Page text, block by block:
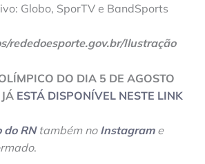
Globo, SporTV e BandSports
rededoesporte.gov.br/Ilustração
DO DIA 5 DE AGOSTO
ESTÁ DISPONÍVEL NESTE LINK
do RNtambém no Instagrame
.